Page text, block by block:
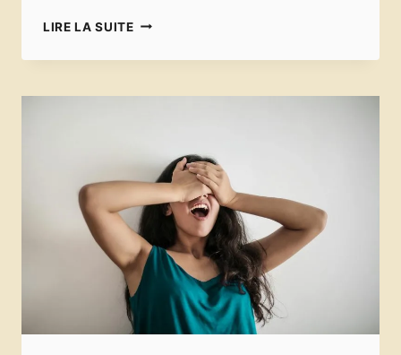
LIRE LA SUITECOMMENT
PRÉSENTER
AUTREMENT
NATURELLEMENT
FRANÇAIS
?